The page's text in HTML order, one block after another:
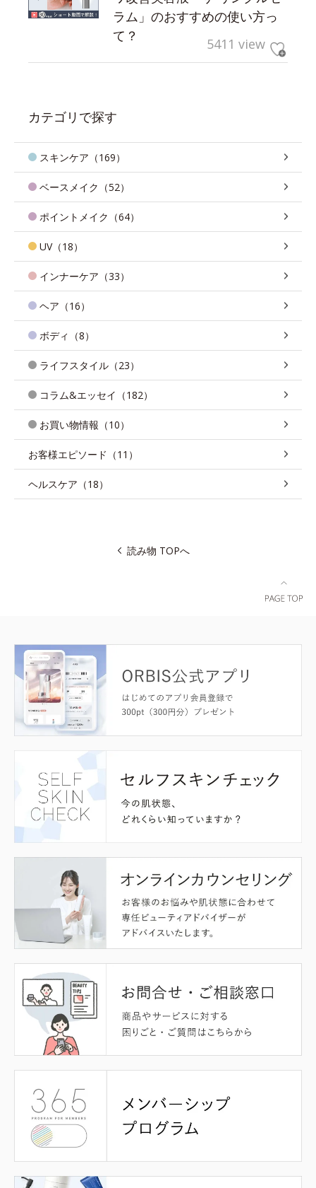
ラム」のおすすめの使い方っ
て？
5411 view
カテゴリで探す
スキンケア（169）
ベースメイク（52）
ポイントメイク（64）
UV（18）
インナーケア（33）
ヘア（16）
ボディ（8）
ライフスタイル（23）
コラム&エッセイ（182）
お買い物情報（10）
お客様エピソード（11）
ヘルスケア（18）
読み物 TOPへ